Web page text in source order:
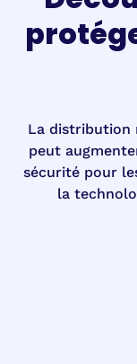
La distribution
peut
sécurité pour
la